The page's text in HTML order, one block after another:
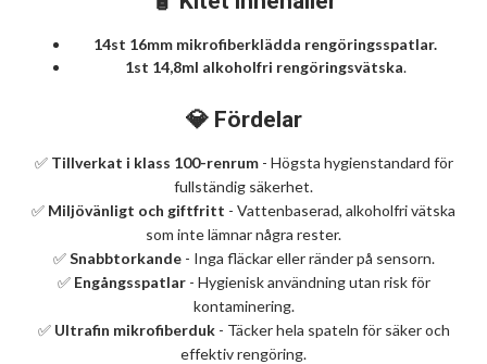
14st 16mm mikrofiberklädda rengöringsspatlar.
1st 14,8ml alkoholfri rengöringsvätska.
💎 Fördelar
✅ Tillverkat i klass 100-renrum- Högsta hygienstandard för
fullständig säkerhet.
✅ Miljövänligt och giftfritt - Vattenbaserad, alkoholfri vätska
som inte lämnar några rester.
✅Snabbtorkande- Inga fläckar eller ränder på sensorn.
✅Engångsspatlar- Hygienisk användning utan risk för
kontaminering.
✅ Ultrafin mikrofiberduk- Täcker hela spateln för säker och
effektiv rengöring.